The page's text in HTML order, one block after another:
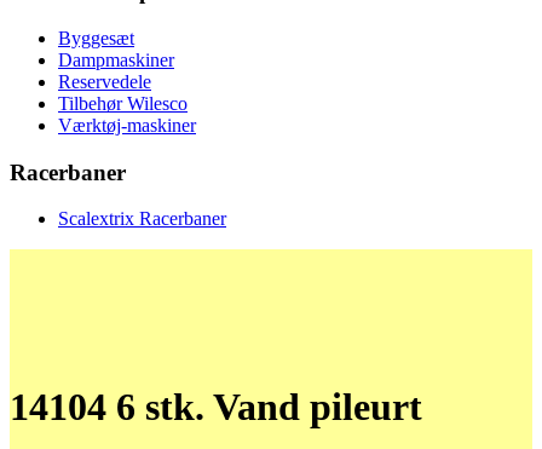
Byggesæt
Dampmaskiner
Reservedele
Tilbehør Wilesco
Værktøj-maskiner
Racerbaner
Scalextrix Racerbaner
14104 6 stk. Vand pileurt